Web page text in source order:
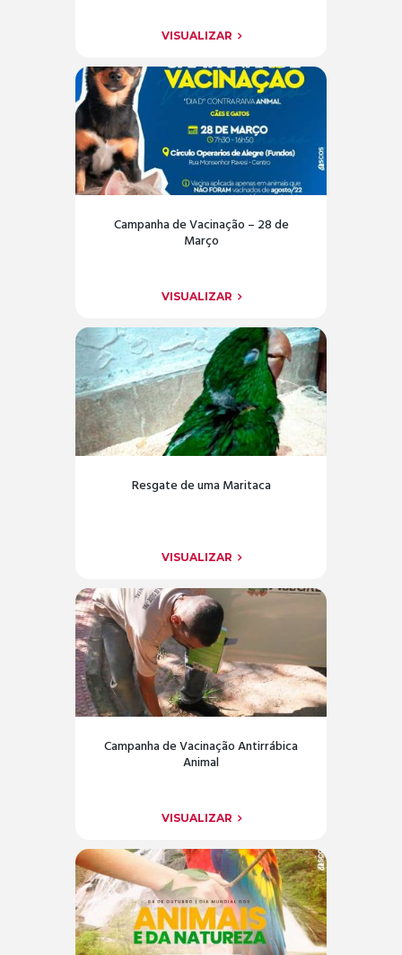
VISUALIZAR
Campanha de Vacinação – 28 de
Março
VISUALIZAR
Resgate de uma Maritaca
VISUALIZAR
Campanha de Vacinação Antirrábica
Animal
VISUALIZAR